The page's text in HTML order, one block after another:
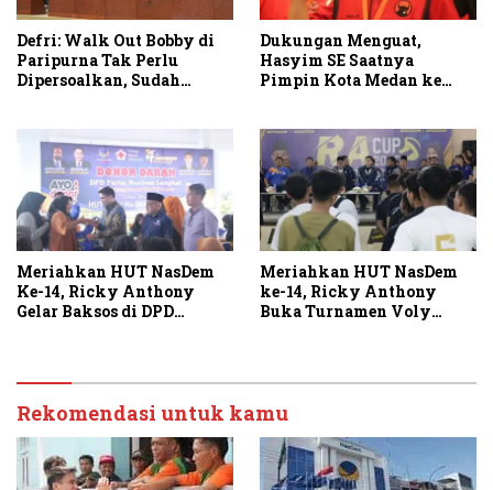
Defri: Walk Out Bobby di
Paripurna Tak Perlu
Dipersoalkan, Sudah
Dukungan Menguat,
Hasyim SE Saatnya
Pimpin Kota Medan ke
Meriahkan HUT NasDem
Ke-14, Ricky Anthony
Gelar Baksos di DPD
Meriahkan HUT NasDem
ke-14, Ricky Anthony
Buka Turnamen Voly
Rekomendasi untuk kamu